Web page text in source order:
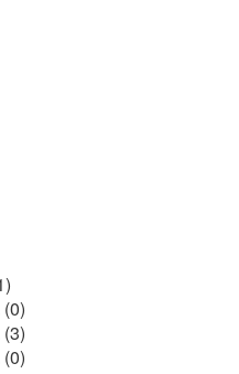
(0)
(3)
(0)